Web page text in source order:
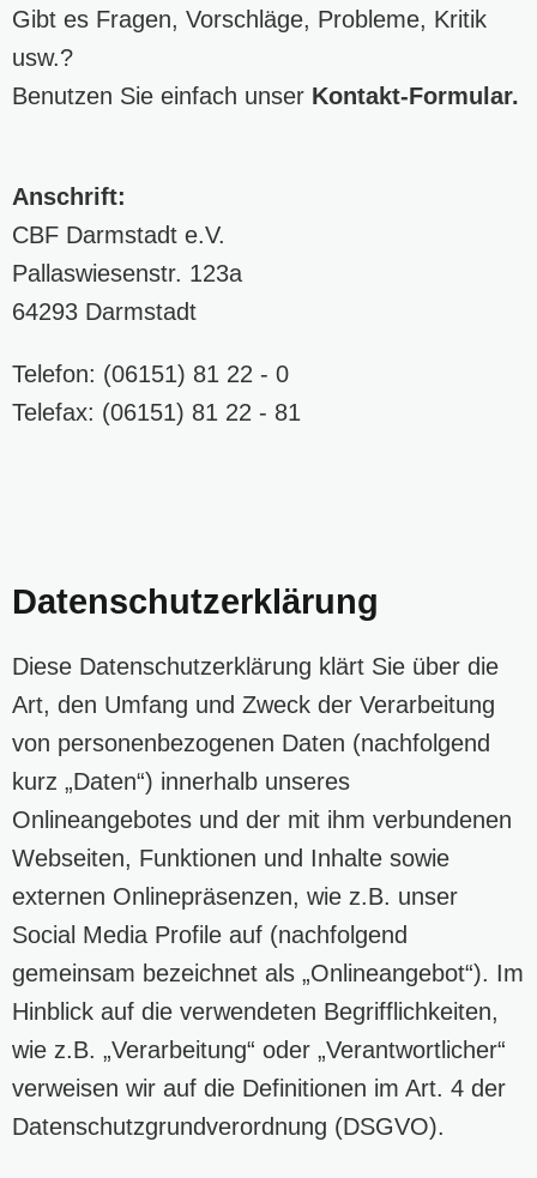
Gibt es Fragen, Vorschläge, Probleme, Kritik
usw.?
Benutzen Sie einfach unser Kontakt-Formular.
Anschrift:
CBF Darmstadt e.V.
Pallaswiesenstr. 123a
64293 Darmstadt
Telefon: (06151) 81 22 - 0
Telefax: (06151) 81 22 - 81
Datenschutzerklärung
Diese Datenschutzerklärung klärt Sie über die
Art, den Umfang und Zweck der Verarbeitung
von personenbezogenen Daten (nachfolgend
kurz „Daten“) innerhalb unseres
Onlineangebotes und der mit ihm verbundenen
Webseiten, Funktionen und Inhalte sowie
externen Onlinepräsenzen, wie z.B. unser
Social Media Profile auf (nachfolgend
gemeinsam bezeichnet als „Onlineangebot“). Im
Hinblick auf die verwendeten Begrifflichkeiten,
wie z.B. „Verarbeitung“ oder „Verantwortlicher“
verweisen wir auf die Definitionen im Art. 4 der
Datenschutzgrundverordnung (DSGVO).